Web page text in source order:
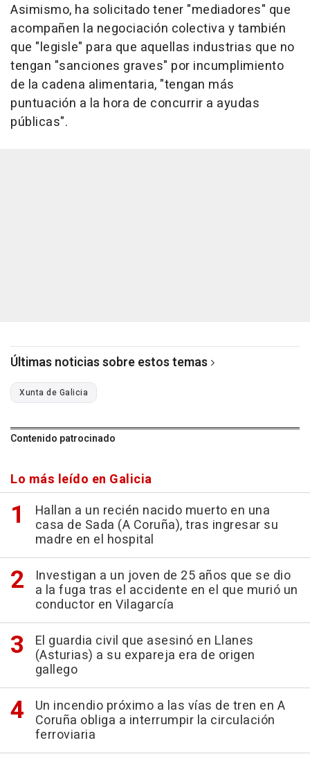
Asimismo, ha solicitado tener "mediadores" que
acompañen la negociación colectiva y también
que "legisle" para que aquellas industrias que no
tengan "sanciones graves" por incumplimiento
de la cadena alimentaria, "tengan más
puntuación a la hora de concurrir a ayudas
públicas".
Últimas noticias sobre estos temas
Xunta de Galicia
Contenido patrocinado
Lo más leído en Galicia
Hallan a un recién nacido muerto en una
casa de Sada (A Coruña), tras ingresar su
madre en el hospital
Investigan a un joven de 25 años que se dio
a la fuga tras el accidente en el que murió un
conductor en Vilagarcía
El guardia civil que asesinó en Llanes
(Asturias) a su expareja era de origen
gallego
Un incendio próximo a las vías de tren en A
Coruña obliga a interrumpir la circulación
ferroviaria